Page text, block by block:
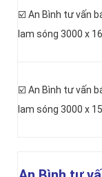
☑️ An Bình tư vấn
lam sóng 3000 x
☑️ An Bình tư vấn
lam sóng 3000 x